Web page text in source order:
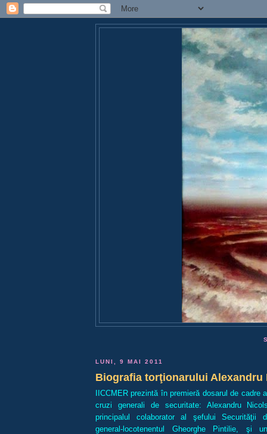
LUNI, 9 MAI 2011
Biografia torţionarului Alexandru
IICCMER prezintă în premieră dosarul de cadre
cruzi generali de securitate: Alexandru
principalul colaborator al şefului Securităţii
general-locotenentul Gheorghe Pintilie, şi